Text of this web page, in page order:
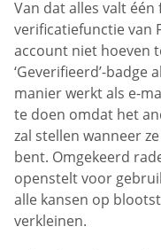
Van dat alles valt
verificatiefunctie van
account niet hoeven
‘Geverifieerd’-badge
manier werkt als e-
te doen omdat het
zal stellen wanneer
bent. Omgekeerd
openstelt voor
alle kansen op
verkleinen.